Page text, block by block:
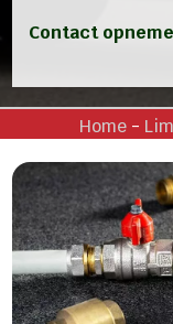
Contact
Home -